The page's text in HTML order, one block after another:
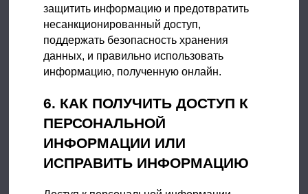
защитить информацию и предотвратить
несанкционированный доступ,
поддержать безопасность хранения
данных, и правильно использовать
информацию, полученную онлайн.
6. КАК ПОЛУЧИТЬ ДОСТУП К
ПЕРСОНАЛЬНОЙ
ИНФОРМАЦИИ ИЛИ
ИСПРАВИТЬ ИНФОРМАЦИЮ